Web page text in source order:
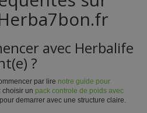
avec Herbalife
?
par lire notre guide pour
choisir un pack controle de poids avec
pour demarrer avec une structure claire.